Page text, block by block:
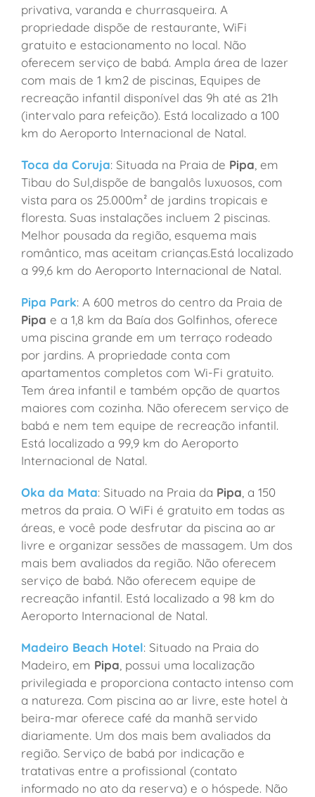
privativa, varanda e churrasqueira. A
propriedade dispõe de restaurante, WiFi
gratuito e estacionamento no local. Não
oferecem serviço de babá. Ampla área de lazer
com mais de 1 km2 de piscinas, Equipes de
recreação infantil disponível das 9h até as 21h
(intervalo para refeição). Está localizado a 100
km do Aeroporto Internacional de Natal.
Toca da Coruja: Situada na Praia de Pipa, em
Tibau do Sul,dispõe de bangalôs luxuosos, com
vista para os 25.000m² de jardins tropicais e
floresta. Suas instalações incluem 2 piscinas.
Melhor pousada da região, esquema mais
romântico, mas aceitam crianças.Está localizado
a 99,6 km do Aeroporto Internacional de Natal.
Pipa Park: A 600 metros do centro da Praia de
Pipa e a 1,8 km da Baía dos Golfinhos, oferece
uma piscina grande em um terraço rodeado
por jardins. A propriedade conta com
apartamentos completos com Wi-Fi gratuito.
Tem área infantil e também opção de quartos
maiores com cozinha. Não oferecem serviço de
babá e nem tem equipe de recreação infantil.
Está localizado a 99,9 km do Aeroporto
Internacional de Natal.
Oka da Mata: Situado na Praia da Pipa, a 150
metros da praia. O WiFi é gratuito em todas as
áreas, e você pode desfrutar da piscina ao ar
livre e organizar sessões de massagem. Um dos
mais bem avaliados da região. Não oferecem
serviço de babá. Não oferecem equipe de
recreação infantil. Está localizado a 98 km do
Aeroporto Internacional de Natal.
Madeiro Beach Hotel: Situado na Praia do
Madeiro, em Pipa, possui uma localização
privilegiada e proporciona contacto intenso com
a natureza. Com piscina ao ar livre, este hotel à
beira-mar oferece café da manhã servido
diariamente. Um dos mais bem avaliados da
região. Serviço de babá por indicação e
tratativas entre a profissional (contato
informado no ato da reserva) e o hóspede. Não